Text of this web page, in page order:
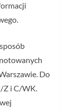
Do
Z i C/WK.